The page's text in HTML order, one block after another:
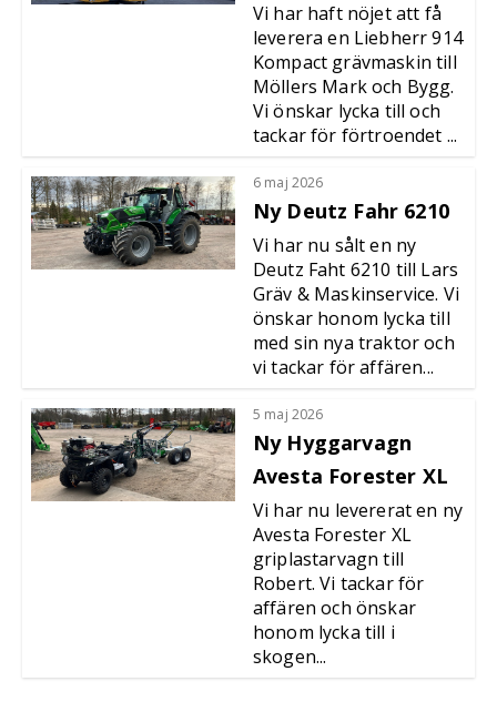
Vi har haft nöjet att få
leverera en Liebherr 914
Kompact grävmaskin till
Möllers Mark och Bygg.
Vi önskar lycka till och
tackar för förtroendet ...
6 maj 2026
Ny Deutz Fahr 6210
Vi har nu sålt en ny
Deutz Faht 6210 till Lars
Gräv & Maskinservice. Vi
önskar honom lycka till
med sin nya traktor och
vi tackar för affären...
5 maj 2026
Ny Hyggarvagn
Avesta Forester XL
Vi har nu levererat en ny
Avesta Forester XL
griplastarvagn till
Robert. Vi tackar för
affären och önskar
honom lycka till i
skogen...